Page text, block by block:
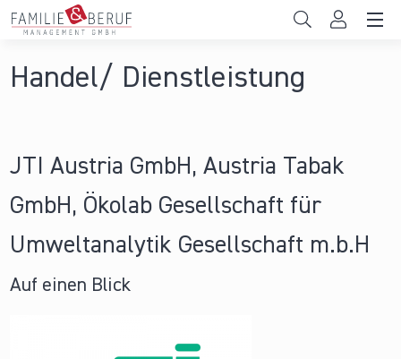
Direkt zum Inhalt
Handel/ Dienstleistung
JTI Austria GmbH, Austria Tabak
GmbH, Ökolab Gesellschaft für
Umweltanalytik Gesellschaft m.b.H
Auf einen Blick